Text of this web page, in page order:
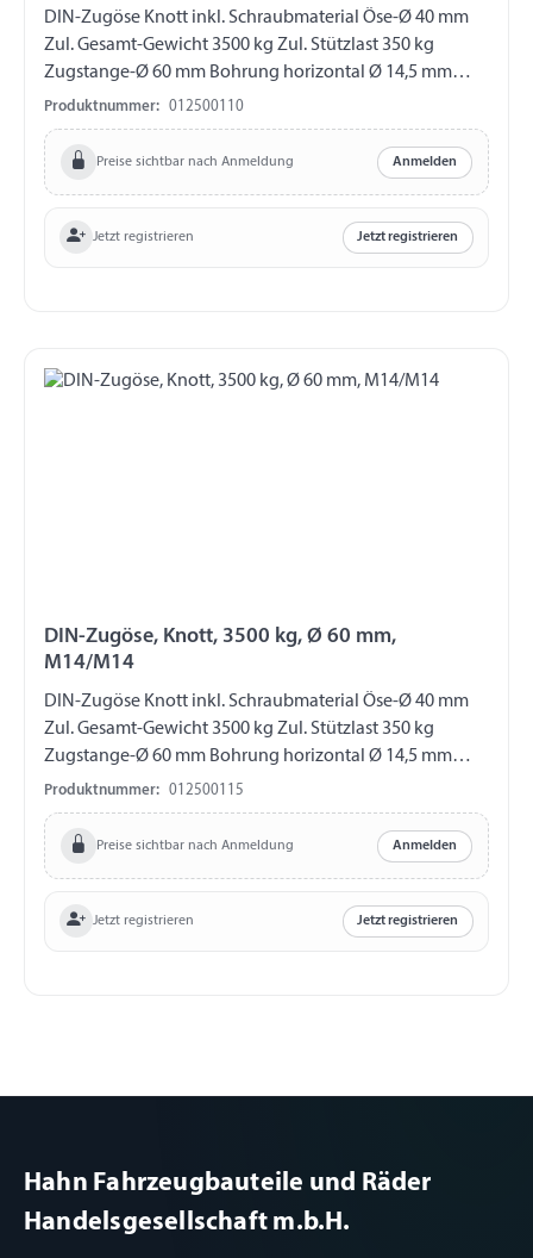
DIN-Zugöse Knott inkl. Schraubmaterial Öse-Ø 40 mm
Zul. Gesamt-Gewicht 3500 kg Zul. Stützlast 350 kg
Zugstange-Ø 60 mm Bohrung horizontal Ø 14,5 mm
Abstand Bohrungen 54 mm
Produktnummer: 012500110
Preise sichtbar nach Anmeldung Anmelden
Jetzt registrieren Jetzt registrieren
DIN-Zugöse, Knott, 3500 kg, Ø 60 mm,
M14/M14
DIN-Zugöse Knott inkl. Schraubmaterial Öse-Ø 40 mm
Zul. Gesamt-Gewicht 3500 kg Zul. Stützlast 350 kg
Zugstange-Ø 60 mm Bohrung horizontal Ø 14,5 mm
Bohrung vertikal Ø 14,5 mm Abstand Bohrungen 40 mm
Produktnummer: 012500115
Preise sichtbar nach Anmeldung Anmelden
Jetzt registrieren Jetzt registrieren
Hahn Fahrzeugbauteile und Räder
Handelsgesellschaft m.b.H.